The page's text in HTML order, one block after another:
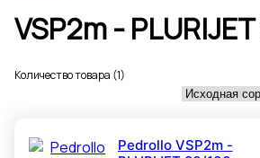
VSP2m -
Количество товара (1)
Pedrollo VSP2m -